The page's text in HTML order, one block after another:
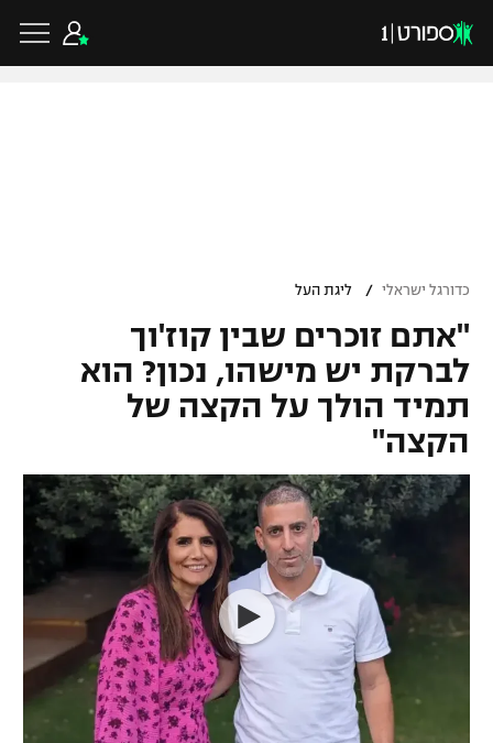
רץ ברשת
גביע הטוטו
ליגיונרים
נבחרת ישראל
בית"ר ירושלים
מכבי תל אביב
הפועל תל אביב
ליגת האלופות
ליגה אירופית
ליגה אנגלית
ליגה גרמנית
ליגה ספרדית
ליגה איטלקית
ליגה צרפתית
ליגה הולנדית
כדורסל ישראלי
ליגת ווינר סל
ליגה לאומית
כדורסל נשים
הפועל חולון
הפועל ירושלים
כדורסל עולמי
NBA
ענפים נוספים
כדוריד
כדורגל ישראלי / ליגת העל
"אתם זוכרים שבין קוז'וך
לברקת יש מישהו, נכון? הוא
תמיד הולך על הקצה של
הקצה"